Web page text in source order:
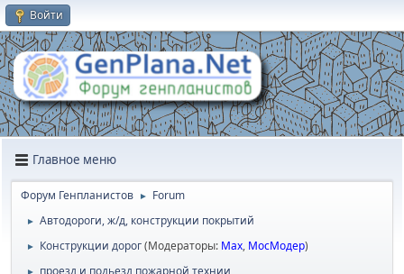
Войти
Главное меню
Форум Генпланистов ► Forum
► Автодороги, ж/д, конструкции покрытий
► Конструкции дорог(Модераторы: Max, МосМодер)
► проезд и подьезд пожарной технии